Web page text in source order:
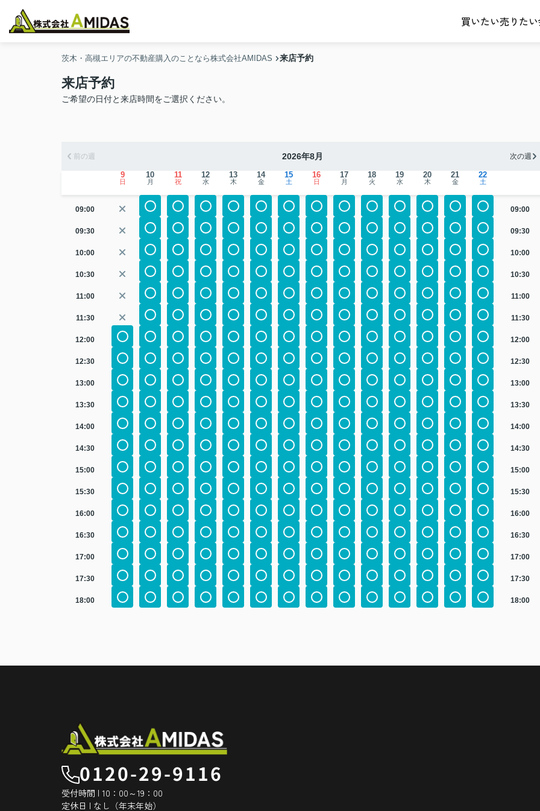
買いたい売りたい
茨木・高槻エリアの不動産購入のことなら株式会社AMIDAS 来店予約
来店予約
ご希望の日付と来店時間をご選択ください。
前の週 2026年8月 次の週
9
日
10
月
11
祝
12
水
13
木
14
金
15
土
16
日
17
月
18
火
19
水
20
木
21
金
22
土
09:00 09:00
09:30 09:30
10:00 10:00
10:30 10:30
11:00 11:00
11:30 11:30
12:00 12:00
12:30 12:30
13:00 13:00
13:30 13:30
14:00 14:00
14:30 14:30
15:00 15:00
15:30 15:30
16:00 16:00
16:30 16:30
17:00 17:00
17:30 17:30
18:00 18:00
0120-29-9116
受付時間 | 10：00～19：00
定休日 | なし（年末年始）